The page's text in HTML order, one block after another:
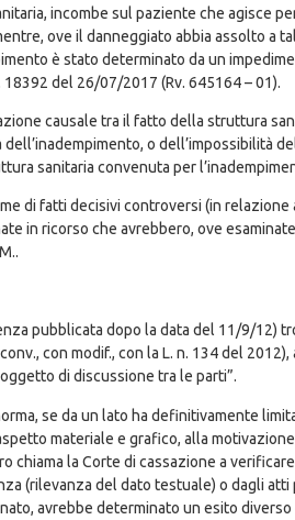
incombe sul paziente che agisce
ove il danneggiato abbia assolto a
è stato determinato da un
del 26/07/2017 (Rv. 645164 – 01).
causale tra il fatto della struttura
o dell’impossibilità
sanitaria convenuta per
di fatti decisivi controversi (in relazione
in ricorso che avrebbero, ove
pubblicata dopo la data del 11/9/12)
con modif., con la L. n. 134 del
di discussione tra le parti”.
se da un lato ha definitivamente
materiale e grafico, alla
la Corte di cassazione a
(rilevanza del dato testuale) o dagli
avrebbe determinato un esito